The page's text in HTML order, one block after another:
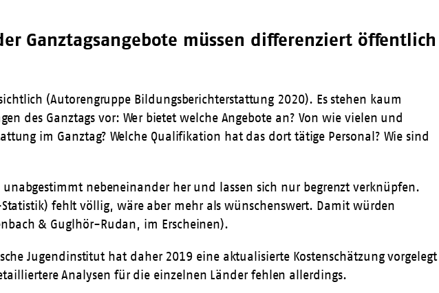
Ganztagsangebote müssen differenziert öffentlich
(Autorengruppe Bildungsberichterstattung 2020). Es stehen kaum
des Ganztags vor: Wer bietet welche Angebote an? Von wie vielen und
im Ganztag? Welche Qualifikation hat das dort tätige Personal? Wie sind
nebeneinander her und lassen sich nur begrenzt verknüpfen.
fehlt völlig, wäre aber mehr als wünschenswert. Damit würden
& Guglhör-Rudan, im Erscheinen).
Jugendinstitut hat daher 2019 eine aktualisierte Kostenschätzung vorgelegt
Analysen für die einzelnen Länder fehlen allerdings.